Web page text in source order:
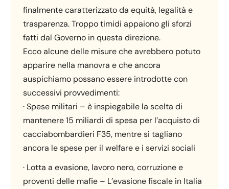
finalmente caratterizzato da equità, legalità e
trasparenza. Troppo timidi appaiono gli sforzi
fatti dal Governo in questa direzione.
Ecco alcune delle misure che avrebbero potuto
apparire nella manovra e che ancora
auspichiamo possano essere introdotte con
successivi provvedimenti:
· Spese militari – è inspiegabile la scelta di
mantenere 15 miliardi di spesa per l’acquisto di
cacciabombardieri F35, mentre si tagliano
ancora le spese per il welfare e i servizi sociali
· Lotta a evasione, lavoro nero, corruzione e
proventi delle mafie – L’evasione fiscale in Italia